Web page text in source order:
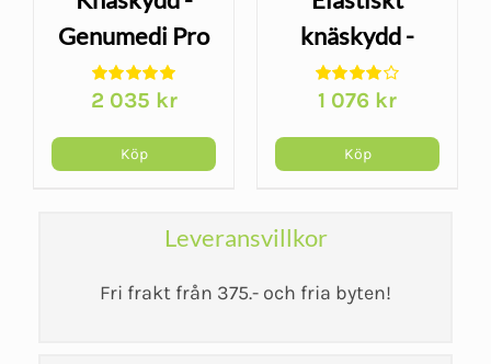
Genumedi Pro
2 035 kr
Köp
knäskydd -
Genumedi Plus
1 076 kr
Köp
Leveransvillkor
Fri frakt från 375.- och fria byten!